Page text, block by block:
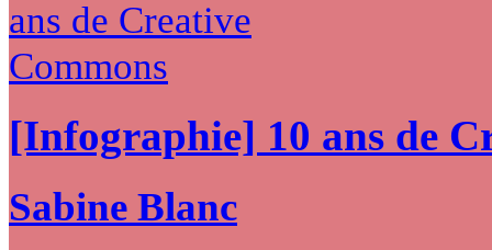
[Infographie] 10 ans de
Sabine Blanc